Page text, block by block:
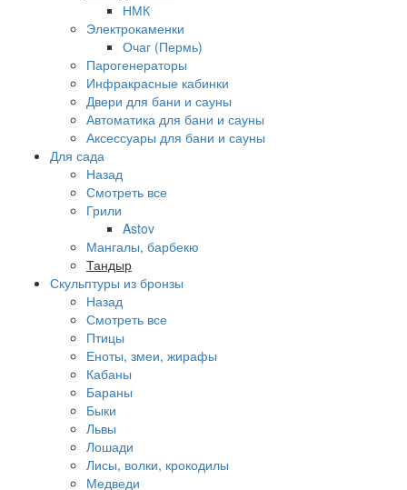
НМК
Электрокаменки
Очаг (Пермь)
Парогенераторы
Инфракрасные кабинки
Двери для бани и сауны
Автоматика для бани и сауны
Аксессуары для бани и сауны
Для сада
Назад
Смотреть все
Грили
Astov
Мангалы, барбекю
Тандыр
Скульптуры из бронзы
Назад
Смотреть все
Птицы
Еноты, змеи, жирафы
Кабаны
Бараны
Быки
Львы
Лошади
Лисы, волки, крокодилы
Медведи